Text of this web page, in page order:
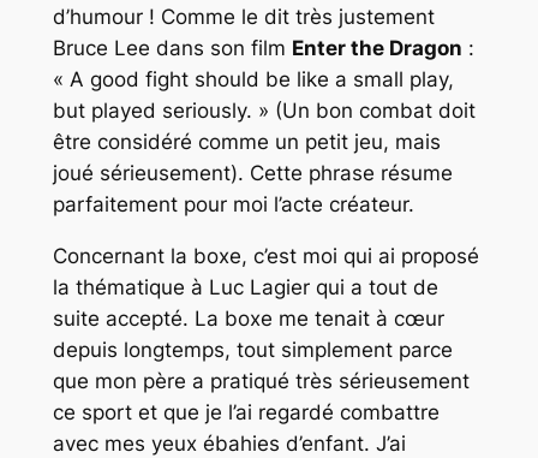
d’humour ! Comme le dit très justement
Bruce Lee dans son film Enter the Dragon :
« A good fight should be like a small play,
but played seriously. » (Un bon combat doit
être considéré comme un petit jeu, mais
joué sérieusement). Cette phrase résume
parfaitement pour moi l’acte créateur.
Concernant la boxe, c’est moi qui ai proposé
la thématique à Luc Lagier qui a tout de
suite accepté. La boxe me tenait à cœur
depuis longtemps, tout simplement parce
que mon père a pratiqué très sérieusement
ce sport et que je l’ai regardé combattre
avec mes yeux ébahies d’enfant. J’ai